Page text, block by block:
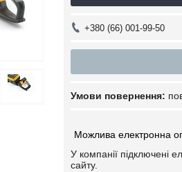
+380 (66) 001-99-50
У компанії підключені
сайту.